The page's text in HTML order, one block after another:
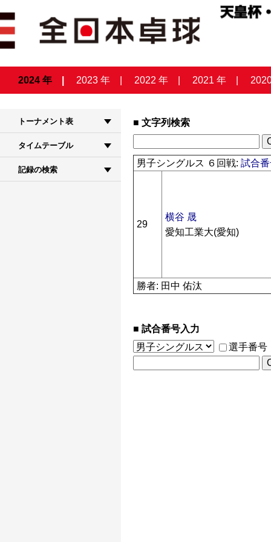
2024 年 2023 年 2022 年 2021 年
トーナメント表
タイムテーブル
記録の検索
文字列検索
男子シングルス ６回戦:試合
29
横谷 晟
愛知工業大(愛知)
勝者: 田中 佑汰
試合番号入力
選手番号